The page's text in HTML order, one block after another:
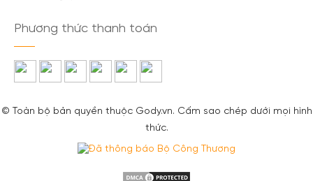
Phương thức thanh toán
© Toàn bộ bản quyền thuộc Gody.vn. Cấm sao chép dưới mọi hình
thức.